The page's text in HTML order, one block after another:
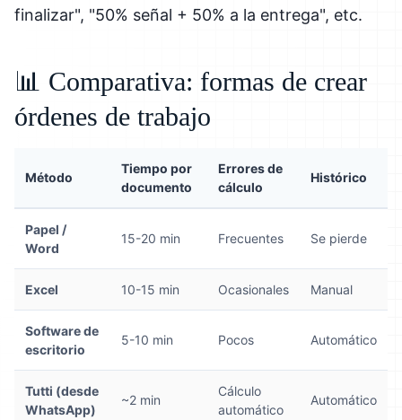
finalizar", "50% señal + 50% a la entrega", etc.
📊 Comparativa: formas de crear
órdenes de trabajo
Método
Tiempo por
documento
Errores de
cálculo
Histórico
Papel /
Word
15-20 min Frecuentes Se pierde
Excel 10-15 min Ocasionales Manual
Software de
escritorio
5-10 min Pocos Automático
Tutti (desde
WhatsApp)
~2 min
Cálculo
automático
Automático